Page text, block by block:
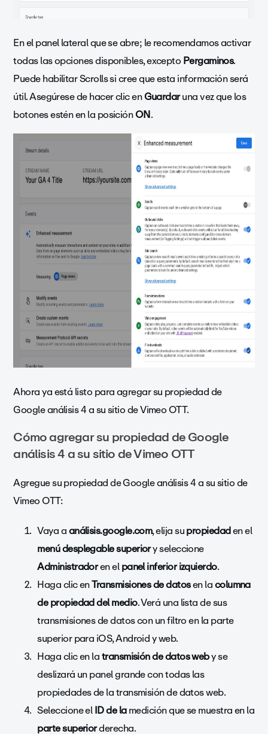
En el panel lateral que se abre; le recomendamos activar
todas las opciones disponibles, exceptoPergaminos.
Puede habilitar Scrolls si cree que esta información será
útil. Asegúrese de hacer clic enGuardaruna vez que los
botones estén en la posiciónON.
Ahora ya está listo para agregar su propiedad de
Google análisis 4 a su sitio de Vimeo OTT.
Cómo agregar su propiedad de Google
análisis 4 a su sitio de Vimeo OTT
Agregue su propiedad de Google análisis 4 a su sitio de
Vimeo OTT:
Vaya aanálisis.google.com, elija supropiedaden el
menú desplegable superiory seleccione
Administradoren elpanel inferior izquierdo.
Haga clic enTransmisiones de datosen lacolumna
de propiedad del medio. Verá una lista de sus
transmisiones de datos con un filtro en la parte
superior para iOS, Android y web.
Haga clic en latransmisión de datos weby se
deslizará un panel grande con todas las
propiedades de la transmisión de datos web.
Seleccione elID de lamedición que se muestra en la
parte superiorderecha.